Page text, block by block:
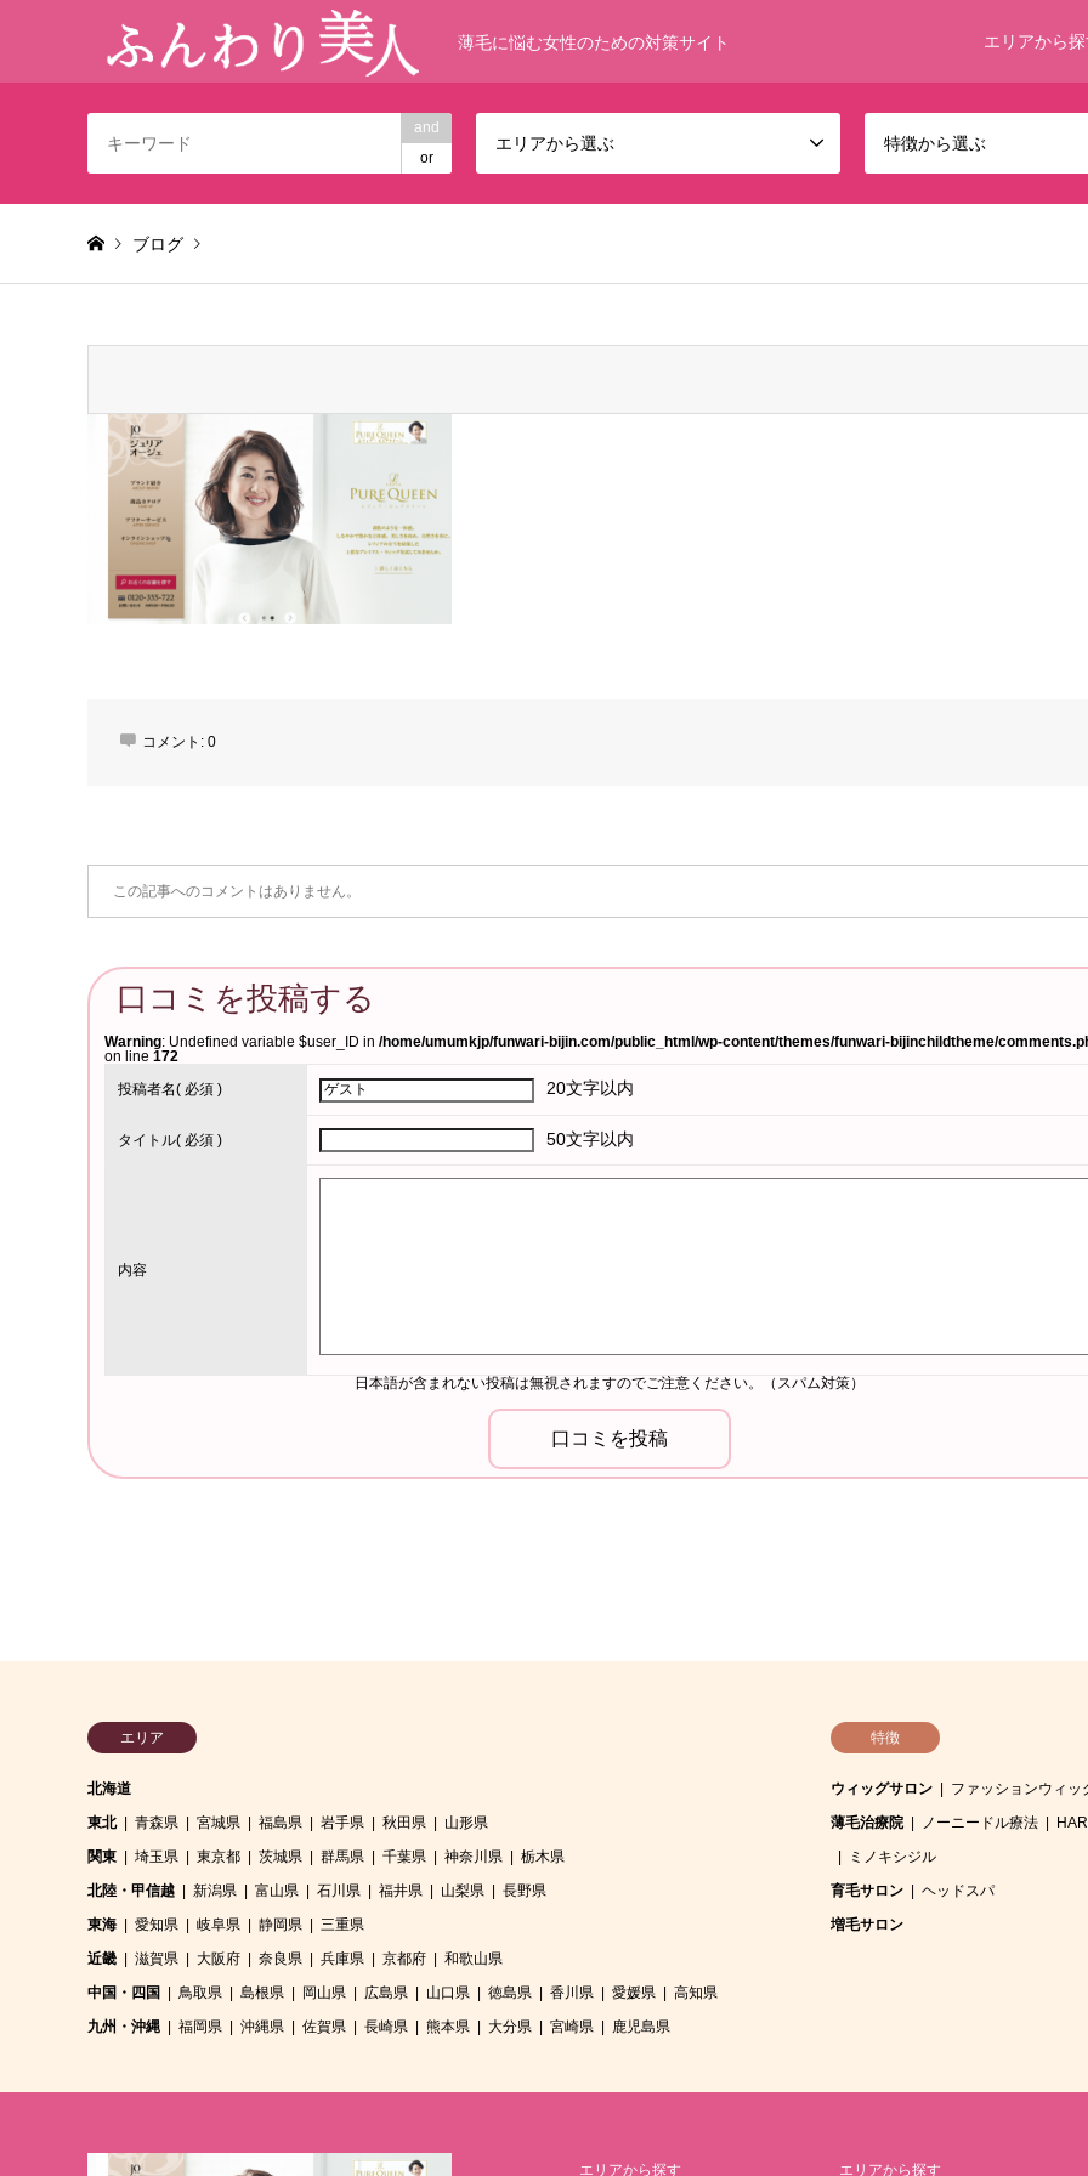
薄毛に悩む女性のための対策サイト エリアから
and
or
エリアから選ぶ 特徴から選ぶ
ブログ
コメント: 0
この記事へのコメントはありません。
口コミを投稿する
Warning : Undefined variable $user_ID in /home/umumkjp/funwari-bijin.com/public_html/wp-content/themes/funwari-bijinchildtheme/
on line 172
投稿者名( 必須 ) 20文字以内
タイトル( 必須 ) 50文字以内
内容
日本語が含まれない投稿は無視されますのでご注意ください。（スパム対策）
エリア
北海道
東北
青森県 宮城県 福島県 岩手県 秋田県
山形県
関東
埼玉県 東京都 茨城県 群馬県 千葉県 神奈川県
栃木県
北陸・甲信越
新潟県 富山県 石川県 福井県 山梨県
長野県
東海
愛知県 岐阜県 静岡県
三重県
近畿
滋賀県 大阪府 奈良県 兵庫県 京都府
和歌山県
中国・四国
鳥取県 島根県 岡山県 広島県 山口県 徳島県 香川県 愛媛県
高知県
九州・沖縄
福岡県 沖縄県 佐賀県 長崎県 熊本県 大分県 宮崎県 鹿児島県
特徴
ウィッグサロン
ファッションウィッ
薄毛治療院
ノーニードル療法
ミノキシジル
育毛サロン
ヘッドスパ
増毛サロン
エリアから探す エリアから探す